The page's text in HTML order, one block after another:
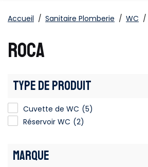
Accueil / Sanitaire Plomberie / WC /
ROCA
TYPE DE PRODUIT
Cuvette de WC (5)
Réservoir WC (2)
MARQUE